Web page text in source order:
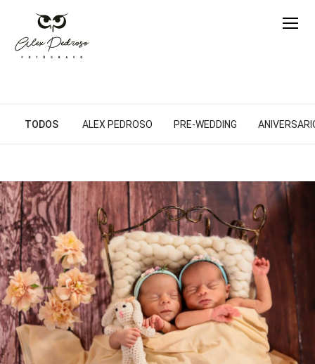
TODOS ALEX PEDROSO PRE-WEDDING